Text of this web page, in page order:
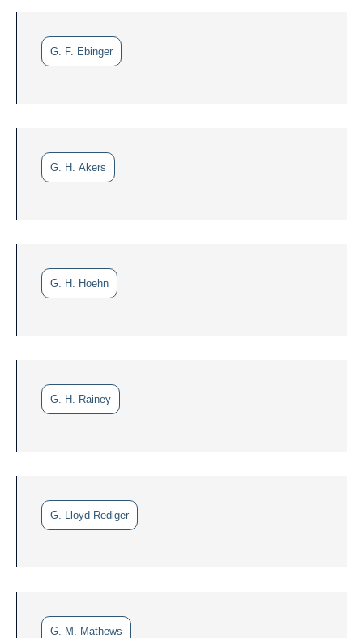
G. F. Ebinger
G. H. Akers
G. H. Hoehn
G. H. Rainey
G. Lloyd Rediger
G. M. Mathews